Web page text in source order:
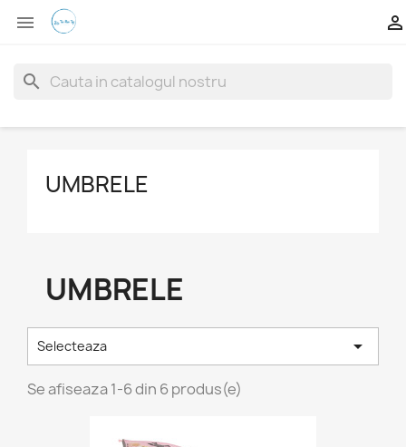
 
search
UMBRELE
UMBRELE
Selecteaza 
Se afiseaza 1-6 din 6 produs(e)